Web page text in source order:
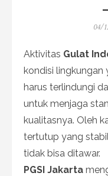
04/
Aktivitas Gulat
kondisi lingkungan
harus terlindungi
untuk menjaga
kualitasnya. Oleh
tertutup yang
tidak bisa ditawar.
PGSI Jakarta